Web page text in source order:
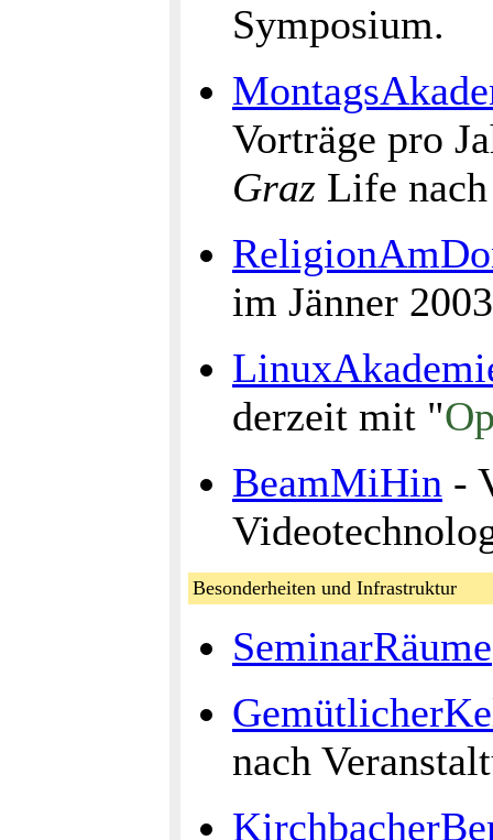
Symposium.
Vorträge pro
Graz Life
im Jänner 2003
derzeit mit "
BeamMiHin -
Besonderheiten und Infrastruktur
SeminarRäume
nach